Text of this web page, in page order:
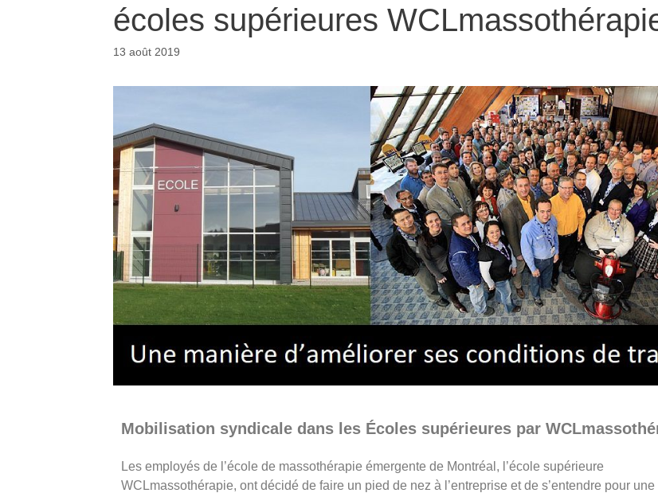
écoles supérieures
13 août 2019
Mobilisation syndicale dans les Écoles supérieures par
Les employés de l’école de massothérapie émergente de Montréal, l’école supérieure
WCLmassothérapie, ont décidé de faire un pied de nez à l’entreprise et de s’entendre pour une